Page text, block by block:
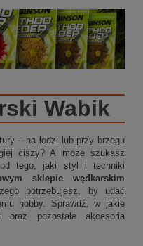
Wabik
– na łodzi lub przy brzegu
ciszy? A może szukasz
od tego, jaki styl i techniki
sklepie wędkarskim
potrzebujesz, by udać
hobby. Sprawdź, w jakie
oraz pozostałe akcesoria